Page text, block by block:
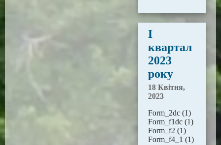
І
квартал
2023
року
18 Квітня,
2023
Form_2dc (1)
Form_f1dc (1)
Form_f2 (1)
Form_f4_1 (1)